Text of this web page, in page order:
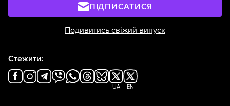
ПІДПИСАТИСЯ
Подивитись свіжий випуск
Стежити:
UA EN